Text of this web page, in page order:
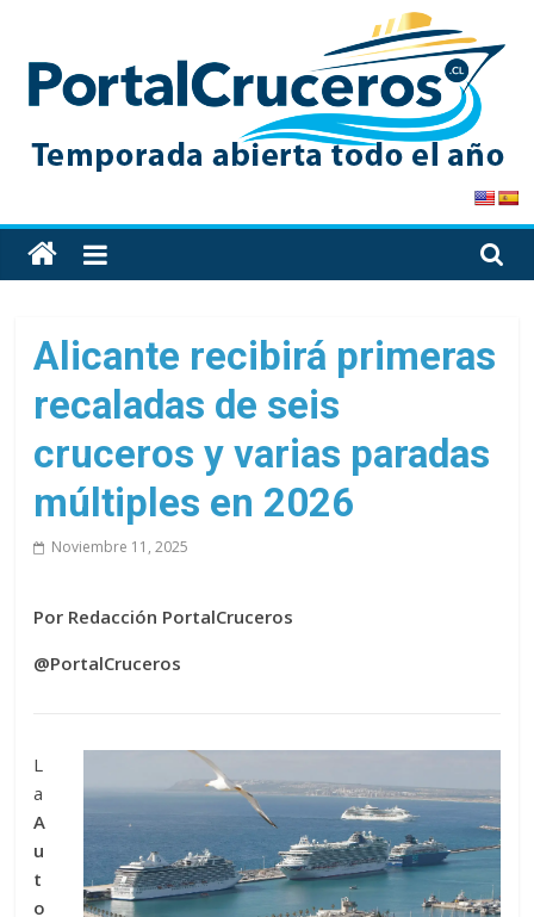
content
PortalCruceros
Toda
la
cruceros
en
un
solo
Alicante recibirá primeras
recaladas de seis
cruceros y varias paradas
múltiples en 2026
Noviembre 11, 2025
Por Redacción PortalCruceros
@PortalCruceros
L
a
A
u
t
o